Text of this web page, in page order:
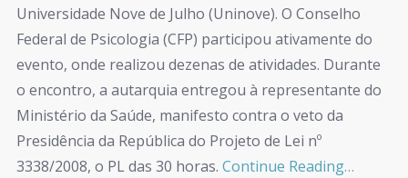
Universidade Nove de Julho (Uninove). O Conselho
Federal de Psicologia (CFP) participou ativamente do
evento, onde realizou dezenas de atividades. Durante
o encontro, a autarquia entregou à representante do
Ministério da Saúde, manifesto contra o veto da
Presidência da República do Projeto de Lei nº
3338/2008, o PL das 30 horas. Continue Reading…